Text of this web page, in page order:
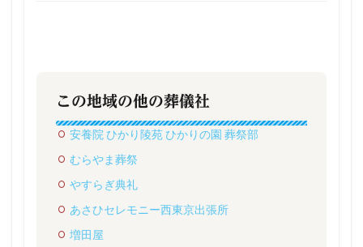
この地域の他の葬儀社
安養院 ひかり陵苑 ひかりの園 葬祭部
むらやま葬祭
やすらぎ典礼
あさひセレモニー西東京出張所
増田屋